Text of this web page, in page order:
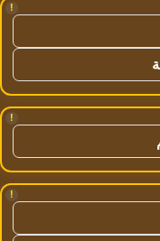
!
!
!